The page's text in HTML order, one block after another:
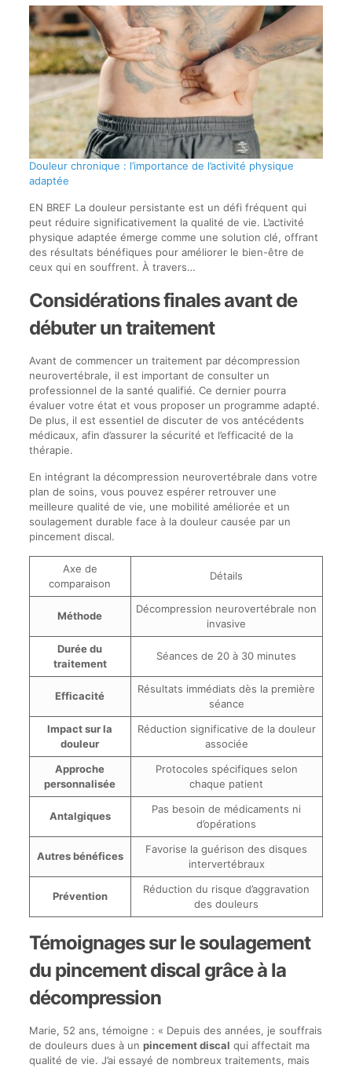
Douleur chronique : l’importance de l’activité physique
adaptée
EN BREF La douleur persistante est un défi fréquent qui
peut réduire significativement la qualité de vie. L’activité
physique adaptée émerge comme une solution clé, offrant
des résultats bénéfiques pour améliorer le bien-être de
ceux qui en souffrent. À travers…
Considérations finales avant de
débuter un traitement
Avant de commencer un traitement par décompression
neurovertébrale, il est important de consulter un
professionnel de la santé qualifié. Ce dernier pourra
évaluer votre état et vous proposer un programme adapté.
De plus, il est essentiel de discuter de vos antécédents
médicaux, afin d’assurer la sécurité et l’efficacité de la
thérapie.
En intégrant la décompression neurovertébrale dans votre
plan de soins, vous pouvez espérer retrouver une
meilleure qualité de vie, une mobilité améliorée et un
soulagement durable face à la douleur causée par un
pincement discal.
Axe de
comparaison
Détails
Méthode
Décompression neurovertébrale non
invasive
Durée du
traitement
Séances de 20 à 30 minutes
Efficacité
Résultats immédiats dès la première
séance
Impact sur la
douleur
Réduction significative de la douleur
associée
Approche
personnalisée
Protocoles spécifiques selon
chaque patient
Antalgiques
Pas besoin de médicaments ni
d’opérations
Autres bénéfices
Favorise la guérison des disques
intervertébraux
Prévention
Réduction du risque d’aggravation
des douleurs
Témoignages sur le soulagement
du pincement discal grâce à la
décompression
Marie, 52 ans, témoigne : « Depuis des années, je souffrais
de douleurs dues à un pincement discal qui affectait ma
qualité de vie. J’ai essayé de nombreux traitements, mais